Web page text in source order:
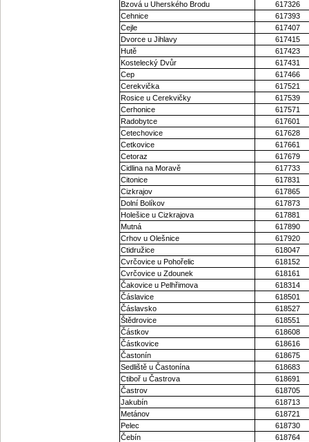
Bzová u Uherského Brodu
617326
Cehnice
617393
Cejle
617407
Dvorce u Jihlavy
617415
Hutě
617423
Kostelecký Dvůr
617431
Cep
617466
Cerekvička
617521
Rosice u Cerekvičky
617539
Cerhonice
617571
Radobytce
617601
Cetechovice
617628
Cetkovice
617661
Cetoraz
617679
Cidlina na Moravě
617733
Citonice
617831
Cizkrajov
617865
Dolní Bolíkov
617873
Holešice u Cizkrajova
617881
Mutná
617890
Crhov u Olešnice
617920
Ctidružice
618047
Cvrčovice u Pohořelic
618152
Cvrčovice u Zdounek
618161
Čakovice u Pelhřimova
618314
Čáslavice
618501
Čáslavsko
618527
Štědrovice
618551
Částkov
618608
Částkovice
618616
Častonín
618675
Sedliště u Častonína
618683
Ctiboř u Častrova
618691
Častrov
618705
Jakubín
618713
Metánov
618721
Pelec
618730
Čebín
618764